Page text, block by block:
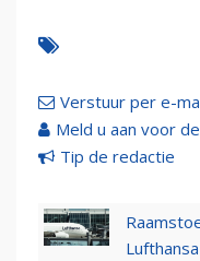
Verstuur per e-
Meld u aan voor
Tip de redactie